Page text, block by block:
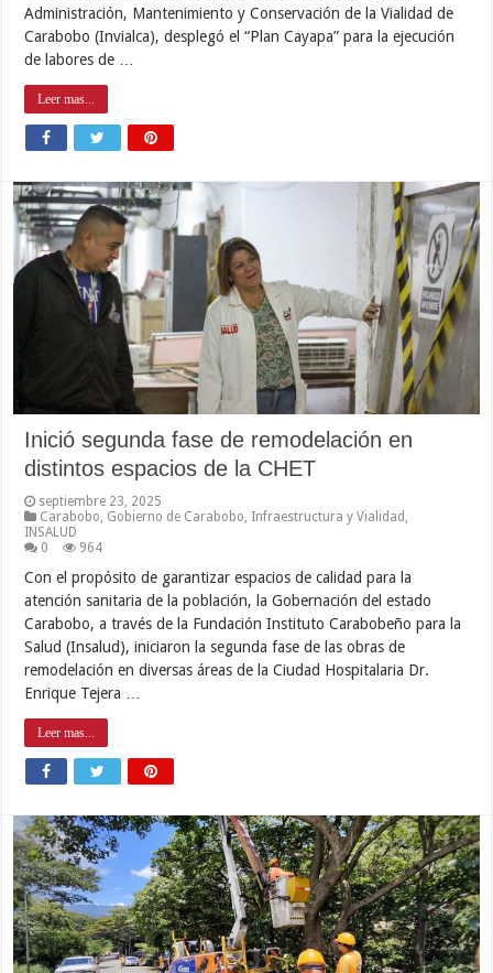
Administración, Mantenimiento y Conservación de la Vialidad de
Carabobo (Invialca), desplegó el “Plan Cayapa” para la ejecución
de labores de …
Leer mas...
Inició segunda fase de remodelación en
distintos espacios de la CHET
septiembre 23, 2025
Carabobo, Gobierno de Carabobo, Infraestructura y Vialidad ,
INSALUD
0
964
Con el propósito de garantizar espacios de calidad para la
atención sanitaria de la población, la Gobernación del estado
Carabobo, a través de la Fundación Instituto Carabobeño para la
Salud (Insalud), iniciaron la segunda fase de las obras de
remodelación en diversas áreas de la Ciudad Hospitalaria Dr.
Enrique Tejera …
Leer mas...